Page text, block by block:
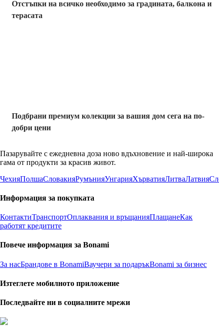
Отстъпки на всичко необходимо за градината, балкона и
терасата
Подбрани премиум колекции за вашия дом сега на по-
добри цени
Пазарувайте с ежедневна доза ново вдъхновение и най-широка
гама от продукти за красив живот.
ЧехияПолшаСловакияРумънияУнгарияХърватияЛитваЛатвия
Информация за покупката
КонтактиТранспортОплаквания и връщанияПлащанеКак
работят кредитите
Повече информация за Bonami
За насБрандове в BonamiВаучери за подаръкBonami за бизнес
Изтеглете мобилното приложение
Последвайте ни в социалните мрежи